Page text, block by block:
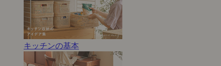
キッチンの基本